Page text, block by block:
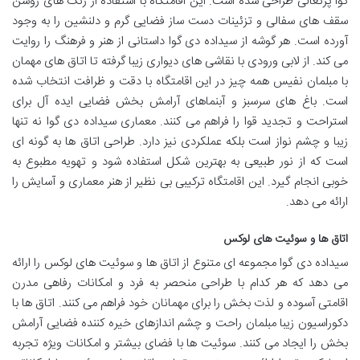
سقف های سفالی و تزئینات دست ساز فضایی گرم و دلنشین را به وجود
آورده است. هر گوشه از سیداده دی گوا داستانی از هنر و فرهنگ را روایت
می کند. از لابی ورودی با نقاشی های دیواری زیبا گرفته تا اتاق های مهمان
با مبلمان نفیس همه چیز در این اقامتگاه با دقت و ظرافت انتخاب شده
است. باغ های سرسبز و آبنماهای آرامش بخش فضایی ایده آل برای
استراحت و تجدید قوا را فراهم می کنند. معماری سیداده دی گوا نه تنها
زیبا و چشم نواز است بلکه عملکردی نیز دارد. طراحی اتاق ها به گونه ای
است که از نور طبیعی به بهترین شکل استفاده شود و تهویه مطبوع به
خوبی انجام گیرد. این اقامتگاه ترکیبی بی نظیر از هنر معماری و آسایش را
ارائه می دهد.
اتاق ها و سوئیت های لوکس
سیداده دی گوا مجموعه ای متنوع از اتاق ها و سوئیت های لوکس را ارائه
می دهد که هر کدام با طراحی منحصر به فرد و امکانات رفاهی مدرن
اقامتی آسوده و لذت بخش را برای مهمانان خود فراهم می کنند. اتاق ها با
دکوراسیون زیبا مبلمان راحت و چشم اندازهای خیره کننده فضایی آرامش
بخش را ایجاد می کنند. سوئیت ها با فضای بیشتر و امکانات ویژه تجربه